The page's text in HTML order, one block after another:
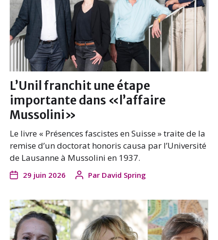
L’Unil franchit une étape
importante dans «l’affaire
Mussolini»
Le livre « Présences fascistes en Suisse » traite de la
remise d’un doctorat honoris causa par l’Université
de Lausanne à Mussolini en 1937.
29 juin 2026 Par David Spring